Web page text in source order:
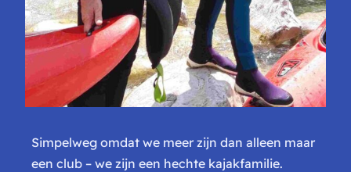
Simpelweg omdat we meer zijn dan alleen maar
een club – we zijn een hechte kajakfamilie.